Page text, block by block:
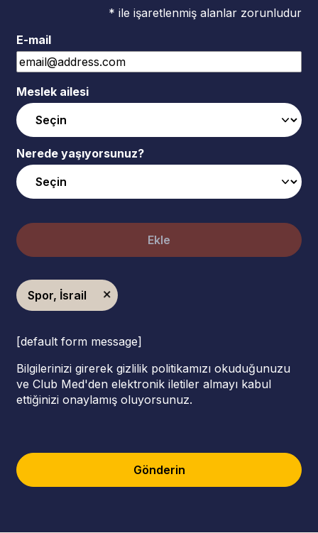
* ile işaretlenmiş alanlar zorunludur
E-mail
Meslek ailesi
Nerede yaşıyorsunuz?
Ekle
Spor, İsrail
[default form message]
Bilgilerinizi girerek gizlilik politikamızı okuduğunuzu
ve Club Med'den elektronik iletiler almayı kabul
ettiğinizi onaylamış oluyorsunuz.
Gönderin